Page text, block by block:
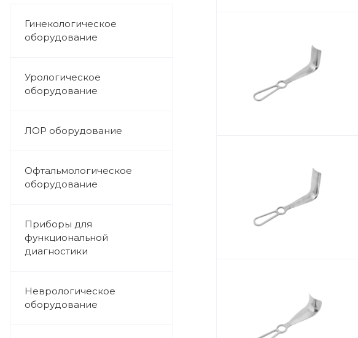
Гинекологическое
оборудование
Урологическое
оборудование
ЛОР оборудование
Офтальмологическое
оборудование
Приборы для
функциональной
диагностики
Неврологическое
оборудование